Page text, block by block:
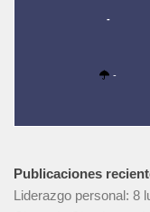
-
-
Publicaciones
Liderazgo personal: 8